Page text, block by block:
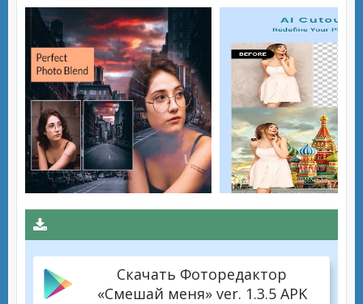
Скачать Фоторедактор
«Смешай меня» ver. 1.3.5 APK